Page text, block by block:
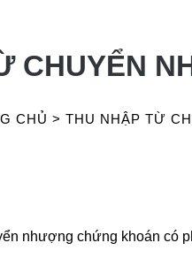
CHUYỂN
CHỦ > THU NHẬP TỪ
nhượng chứng khoán có